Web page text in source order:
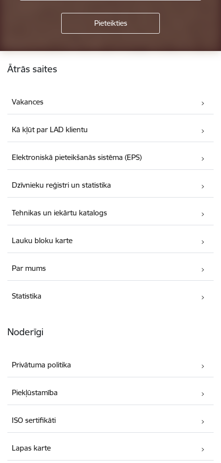
Kājene
Ātrās saites
Vakances
Kā kļūt par LAD klientu
Elektroniskā pieteikšanās sistēma (EPS)
Dzīvnieku reģistri un statistika
Tehnikas un iekārtu katalogs
Lauku bloku karte
Par mums
Statistika
Noderīgi
Privātuma politika
Piekļūstamība
ISO sertifikāti
Lapas karte